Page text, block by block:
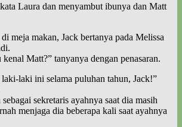
Laura dan menyambut ibunya dan Matt
meja makan, Jack bertanya pada Melissa
Matt?” tanyanya dengan penasaran.
laki ini selama puluhan tahun, Jack!”
sekretaris ayahnya saat dia masih
menjaga dia beberapa kali saat ayahnya